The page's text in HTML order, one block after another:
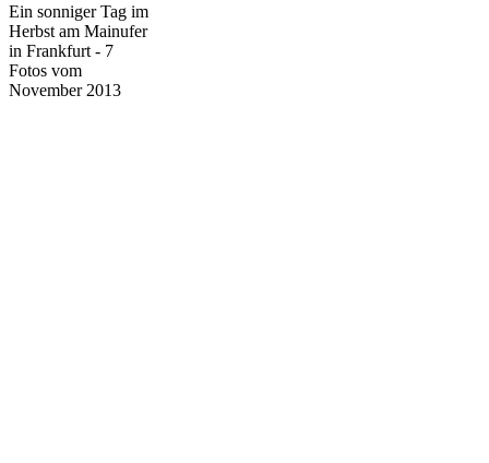
Ein sonniger Tag im
Herbst am Mainufer
in Frankfurt - 7
Fotos vom
November 2013